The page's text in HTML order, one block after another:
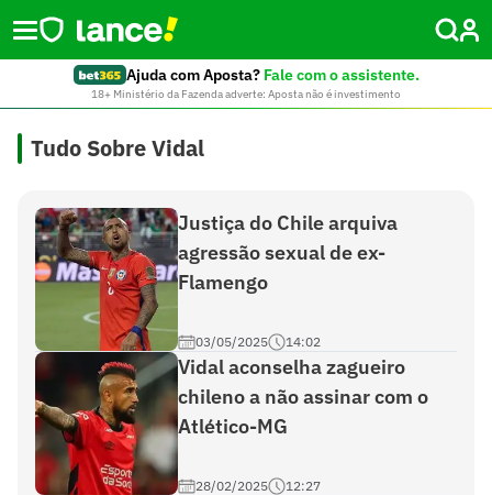
Ajuda com Aposta? Fale com o assistente.
18+ Ministério da Fazenda adverte: Aposta não é investimento
Tudo Sobre Vidal
Justiça do Chile arquiva
agressão sexual de ex-
Flamengo
03/05/2025 14:02
Vidal aconselha zagueiro
chileno a não assinar com o
Atlético-MG
28/02/2025 12:27